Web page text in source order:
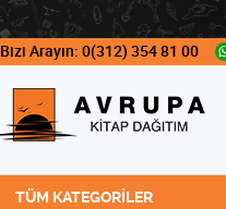
Bizi Arayın: 0(312) 354 81 00
TÜM KATEGORİLER